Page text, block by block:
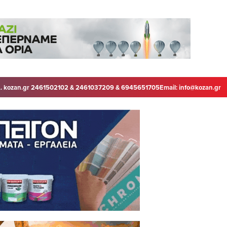
kozan.gr 2461502102 & 2461037209 & 6945651705Email:info@kozan.gr